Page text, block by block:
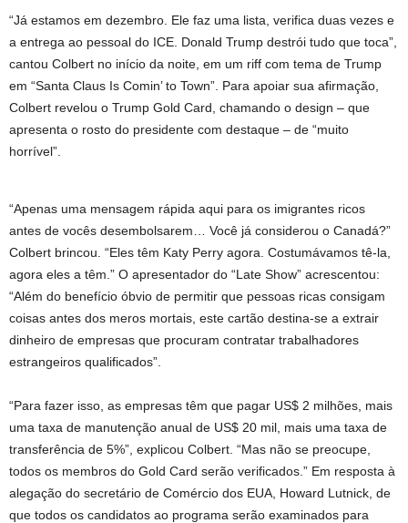
“Já estamos em dezembro. Ele faz uma lista, verifica duas vezes e
a entrega ao pessoal do ICE. Donald Trump destrói tudo que toca”,
cantou Colbert no início da noite, em um riff com tema de Trump
em “Santa Claus Is Comin’ to Town”. Para apoiar sua afirmação,
Colbert revelou o Trump Gold Card, chamando o design – que
apresenta o rosto do presidente com destaque – de “muito
horrível”.
“Apenas uma mensagem rápida aqui para os imigrantes ricos
antes de vocês desembolsarem… Você já considerou o Canadá?”
Colbert brincou. “Eles têm Katy Perry agora. Costumávamos tê-la,
agora eles a têm.” O apresentador do “Late Show” acrescentou:
“Além do benefício óbvio de permitir que pessoas ricas consigam
coisas antes dos meros mortais, este cartão destina-se a extrair
dinheiro de empresas que procuram contratar trabalhadores
estrangeiros qualificados”.
“Para fazer isso, as empresas têm que pagar US$ 2 milhões, mais
uma taxa de manutenção anual de US$ 20 mil, mais uma taxa de
transferência de 5%”, explicou Colbert. “Mas não se preocupe,
todos os membros do Gold Card serão verificados.” Em resposta à
alegação do secretário de Comércio dos EUA, Howard Lutnick, de
que todos os candidatos ao programa serão examinados para